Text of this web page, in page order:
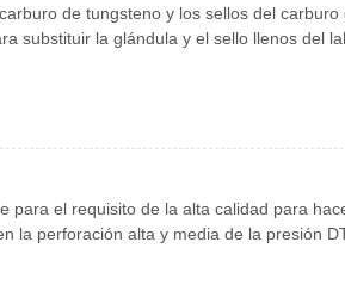
de tungsteno y los sellos del carburo
substituir la glándula y el sello llenos del
para el requisito de la alta calidad para
la perforación alta y media de la presión